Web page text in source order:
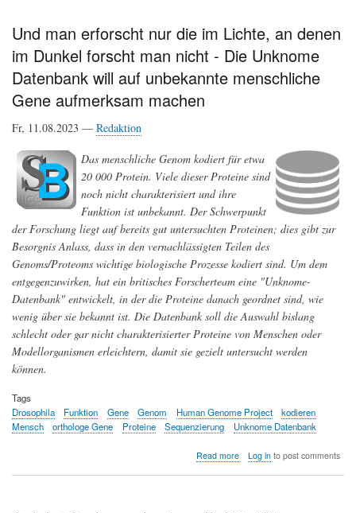
Umwelt?
dem
Weg
Und man erforscht nur die im Lichte, an denen
im Dunkel forscht man nicht - Die Unknome
Datenbank will auf unbekannte menschliche
Gene aufmerksam machen
Fr, 11.08.2023 — Redaktion
Das menschliche Genom kodiert für etwa
20 000 Protein. Viele dieser Proteine sind
noch nicht charakterisiert und ihre
Funktion ist unbekannt. Der Schwerpunkt
der Forschung liegt auf bereits gut untersuchten Proteinen; dies gibt zur
Besorgnis Anlass, dass in den vernachlässigten Teilen des
Genoms/Proteoms wichtige biologische Prozesse kodiert sind. Um dem
entgegenzuwirken, hat ein britisches Forscherteam eine "Unknome-
Datenbank" entwickelt, in der die Proteine danach geordnet sind, wie
wenig über sie bekannt ist. Die Datenbank soll die Auswahl bislang
schlecht oder gar nicht charakterisierter Proteine von Menschen oder
Modellorganismen erleichtern, damit sie gezielt untersucht werden
können.
Tags
Drosophila
Funktion Gene Genom Human Genome Project
kodieren
Mensch
orthologe Gene Proteine Sequenzierung Unknome Datenbank
Read moreabout
Log into post comments